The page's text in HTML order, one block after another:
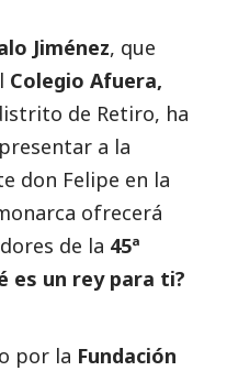
Jiménez, que
Colegio Afuera,
de Retiro, ha
a la
don Felipe en la
ofrecerá
de la 45ª
es un rey para ti?
por la Fundación